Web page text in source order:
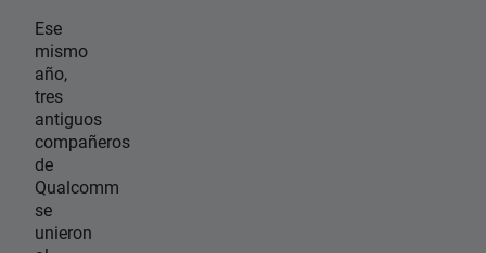
Ese
mismo
año,
tres
antiguos
compañeros
de
Qualcomm
se
unieron